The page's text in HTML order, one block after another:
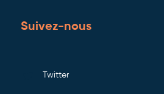
Suivez-nous
Twitter